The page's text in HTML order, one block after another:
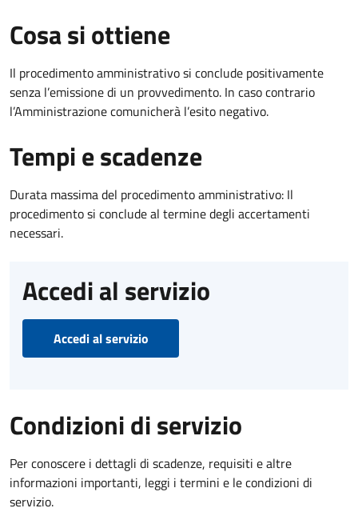
Cosa si ottiene
Il procedimento amministrativo si conclude positivamente
senza l’emissione di un provvedimento. In caso contrario
l’Amministrazione comunicherà l’esito negativo.
Tempi e scadenze
Durata massima del procedimento amministrativo: Il
procedimento si conclude al termine degli accertamenti
necessari.
Accedi al servizio
Accedi al servizio
Condizioni di servizio
Per conoscere i dettagli di scadenze, requisiti e altre
informazioni importanti, leggi i termini e le condizioni di
servizio.